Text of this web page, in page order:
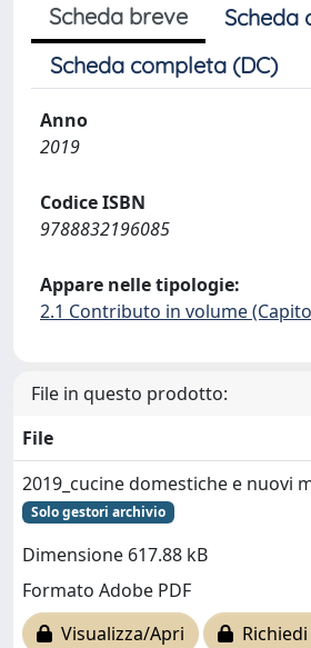
Scheda breve
Scheda
Scheda completa (DC)
Anno
2019
Codice ISBN
9788832196085
Appare nelle tipologie:
2.1 Contributo in volume
File in questo prodotto:
File
2019_cucine domestiche e nuovi
Solo gestori archivio
Dimensione 617.88 kB
Formato Adobe PDF
Visualizza/Apri